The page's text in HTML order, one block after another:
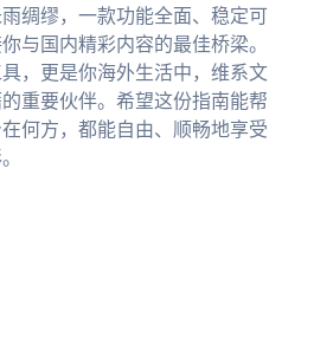
绸缪，一款功能全面、稳定可
与国内精彩内容的最佳桥梁。
，更是你海外生活中，维系文
重要伙伴。希望这份指南能帮
何方，都能自由、顺畅地享受